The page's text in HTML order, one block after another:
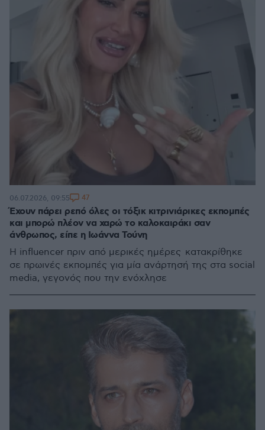
Έχουν πάρει ρεπό όλες οι τόξικ κιτρινιάρικες εκπομπές
και μπορώ πλέον να χαρώ το καλοκαιράκι σαν
άνθρωπος, είπε η Ιωάννα Τούνη
Η influencer πριν από μερικές ημέρες κατακρίθηκε
σε πρωινές εκπομπές για μία ανάρτησή της στα social
media, γεγονός που την ενόχλησε
06.07.2026, 09:55 47